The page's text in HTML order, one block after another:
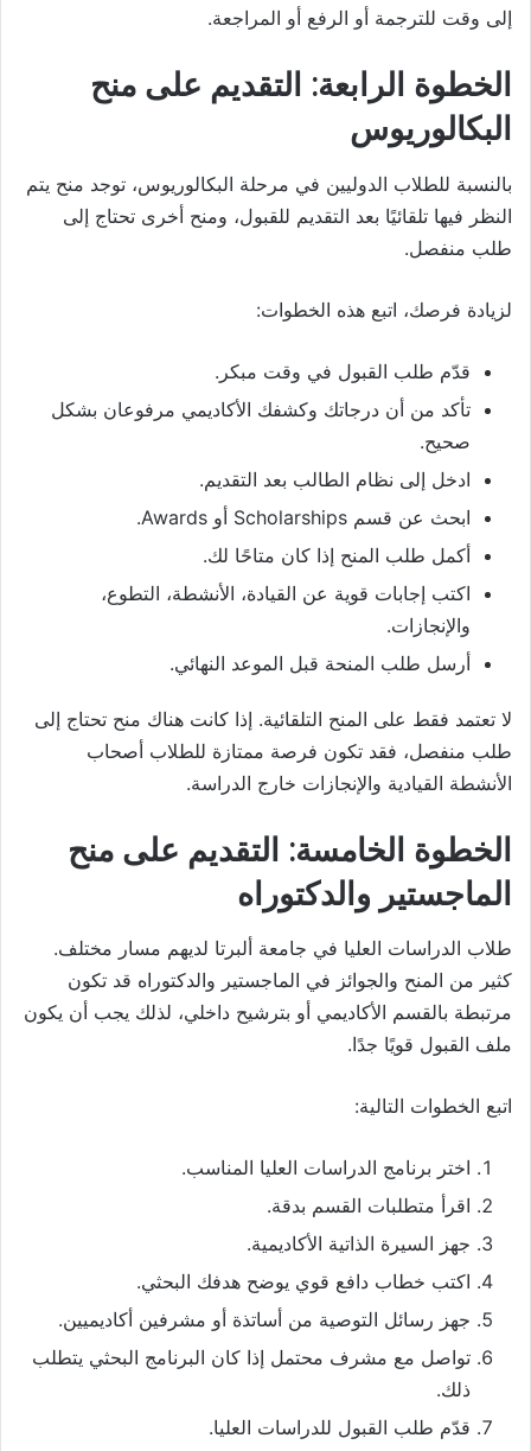
إلى وقت للترجمة أو الرفع أو المراجعة.
الخطوة الرابعة: التقديم على منح
البكالوريوس
بالنسبة للطلاب الدوليين في مرحلة البكالوريوس، توجد منح يتم
النظر فيها تلقائيًا بعد التقديم للقبول، ومنح أخرى تحتاج إلى
طلب منفصل.
لزيادة فرصك، اتبع هذه الخطوات:
قدّم طلب القبول في وقت مبكر.
تأكد من أن درجاتك وكشفك الأكاديمي مرفوعان بشكل
صحيح.
ادخل إلى نظام الطالب بعد التقديم.
ابحث عن قسم Scholarships أو Awards.
أكمل طلب المنح إذا كان متاحًا لك.
اكتب إجابات قوية عن القيادة، الأنشطة، التطوع،
والإنجازات.
أرسل طلب المنحة قبل الموعد النهائي.
لا تعتمد فقط على المنح التلقائية. إذا كانت هناك منح تحتاج إلى
طلب منفصل، فقد تكون فرصة ممتازة للطلاب أصحاب
الأنشطة القيادية والإنجازات خارج الدراسة.
الخطوة الخامسة: التقديم على منح
الماجستير والدكتوراه
طلاب الدراسات العليا في جامعة ألبرتا لديهم مسار مختلف.
كثير من المنح والجوائز في الماجستير والدكتوراه قد تكون
مرتبطة بالقسم الأكاديمي أو بترشيح داخلي، لذلك يجب أن يكون
ملف القبول قويًا جدًا.
اتبع الخطوات التالية:
اختر برنامج الدراسات العليا المناسب.
اقرأ متطلبات القسم بدقة.
جهز السيرة الذاتية الأكاديمية.
اكتب خطاب دافع قوي يوضح هدفك البحثي.
جهز رسائل التوصية من أساتذة أو مشرفين أكاديميين.
تواصل مع مشرف محتمل إذا كان البرنامج البحثي يتطلب
ذلك.
قدّم طلب القبول للدراسات العليا.